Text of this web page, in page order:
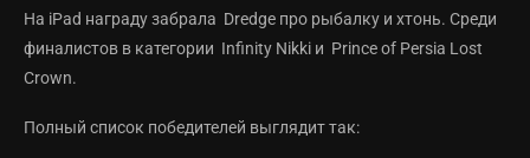
На iPad награду забрала Dredge про рыбалку и хтонь. Среди
финалистов в категории Infinity Nikki и Prince of Persia Lost
Crown.
Полный список победителей выглядит так: